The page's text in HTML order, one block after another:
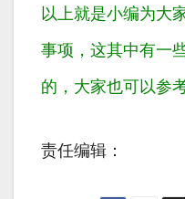
以上就是小编为大
事项，这其中有一
的，大家也可以参考
责任编辑：